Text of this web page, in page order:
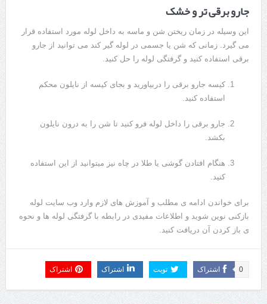
جارو برقی تر و خشک
این وسیله در زمان ریختن شن و ماسه به داخل لوله مورد استفاده قرار
می گیرد. زمانی که شن یا جسمی در لوله گیر کند می توانید از جارو
برقی استفاده کنید و گرفتگی لوله را حل کنید.
کیسه جارو برقی را دربیاورید و بجای کیسه از نایلون محکم
استفاده کنید.
جارو برقی را داخل لوله فرو کنید تا شن را به درون نایلون
بکشد.
هنگام افتادن گوشی یا طلا در چاه نیز میتوانید از این استفاده
کنید.
برای خواندن ادامه ی مطلب و آموزش های لازم وارد وب سایت لوله
بازکنی نوین شوید و اطلاعات مفیدی در رابطه با گرفتگی لوله ها و نحوه
ی باز کردن آن دریافت کنید.
اشتراک 0 تویت اشتراک اشتراک